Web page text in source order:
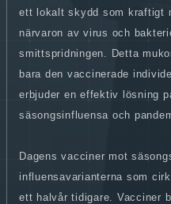
ett lokalt skydd som kraftigt
närvaron av virus och
smittspridningen. Detta
bara den vaccinerade
erbjuder en effektiv lösning
säsongsinfluensa och
Dagens vacciner mot
influensavarianterna som
ett halvår tidigare. Vacciner